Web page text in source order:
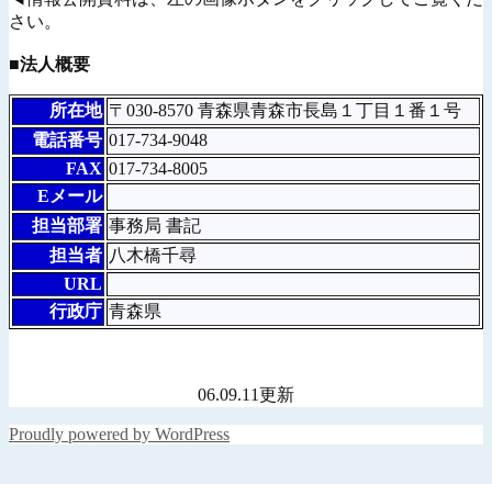
さい。
■法人概要
所在地 〒030-8570 青森県青森市長島１丁目１番１号
電話番号 017-734-9048
FAX 017-734-8005
Eメール
担当部署 事務局 書記
担当者 八木橋千尋
URL
行政庁 青森県
06.09.11更新
Proudly powered by WordPress